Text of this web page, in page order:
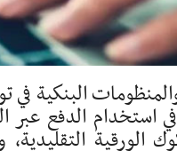
الدفع عبر
الورقية